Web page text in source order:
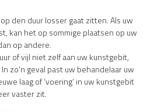
den duur losser gaat zitten. Als uw
kan het op sommige plaatsen op uw
op andere.
of vijl niet zelf aan uw kunstgebit,
zo’n geval past uw behandelaar uw
laag of ‘voering’ in uw kunstgebit
vaster zit.